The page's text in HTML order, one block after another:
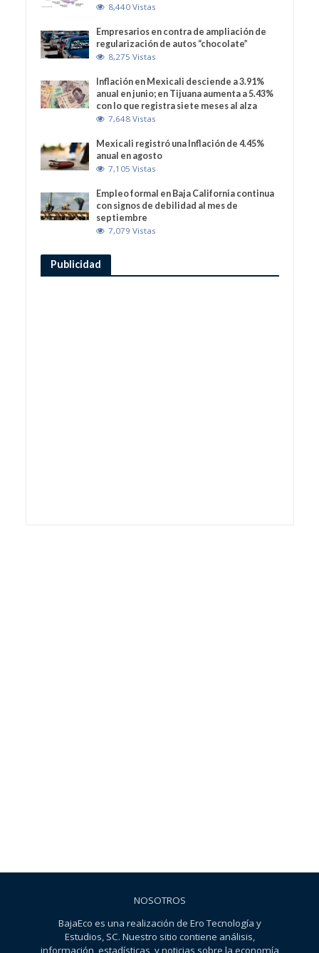
8,440 Vistas
Empresarios en contra de ampliación de
regularización de autos “chocolate”
8,275 Vistas
Inflación en Mexicali desciende a 3.91%
anual en junio; en Tijuana aumenta a 5.43%
con lo que registra siete meses al alza
7,648 Vistas
Mexicali registró una Inflación de 4.45%
anual en agosto
7,105 Vistas
Empleo formal en Baja California continua
con signos de debilidad al mes de
septiembre
7,079 Vistas
Publicidad
NOSOTROS
BajaEco es una realización de Ero Tecnología y
Estudios, SC. Nuestro sitio contiene análisis,
información, estadísticas y noticias sobre la economía